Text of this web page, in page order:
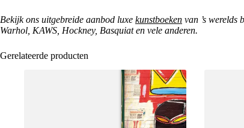
Bekijk ons uitgebreide aanbod luxe kunstboeken van ’s werelds
Warhol, KAWS, Hockney, Basquiat en vele anderen.
Gerelateerde producten